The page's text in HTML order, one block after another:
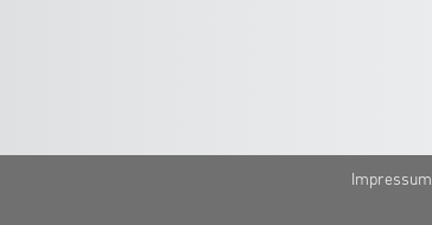
Impressum